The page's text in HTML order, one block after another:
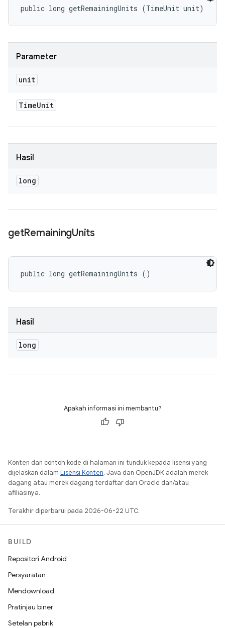
public long getRemainingUnits (TimeUnit unit)
Parameter
unit
TimeUnit
Hasil
long
getRemainingUnits
public long getRemainingUnits ()
Hasil
long
Apakah informasi ini membantu?
Konten dan contoh kode di halaman ini tunduk kepada lisensi yang
dijelaskan dalam Lisensi Konten. Java dan OpenJDK adalah merek
dagang atau merek dagang terdaftar dari Oracle dan/atau
afiliasinya.
Terakhir diperbarui pada 2026-06-22 UTC.
BUILD
Repositori Android
Persyaratan
Mendownload
Pratinjau biner
Setelan pabrik